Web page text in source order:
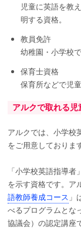
児童に英語を教
明する資格。
教員免許
幼稚園・小学校
保育士資格
保育所などで児
アルクで取れる
アルクでは、小学校
をご用意しておりま
「小学校英語指導
を示す資格です。ア
語教師養成コース」
べるプログラムとな
協議会）の認定講座